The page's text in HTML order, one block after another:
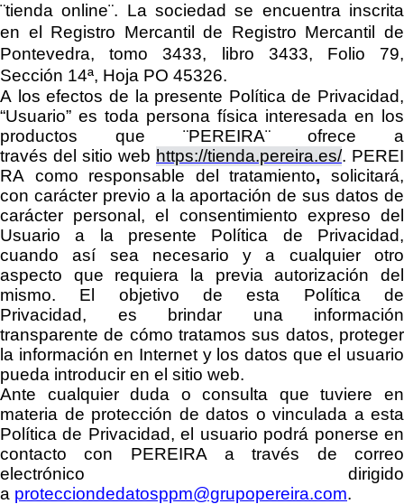
¨tienda online¨. La sociedad se encuentra inscrita
en el Registro Mercantil de Registro Mercantil de
Pontevedra, tomo 3433, libro 3433, Folio 79,
Sección 14ª, Hoja PO 45326.
A los efectos de la presente Política de Privacidad,
“Usuario” es toda persona física interesada en los
productos que ¨PEREIRA¨ofrece a
través del sitio web https://tienda.pereira.es/. PEREI
RA como responsable del tratamiento,solicitará,
con carácter previo a la aportación de sus datos de
carácter personal, el consentimiento expreso del
Usuario a la presente Política de Privacidad,
cuando así sea necesario y a cualquier otro
aspecto que requiera la previa autorización del
mismo. El objetivo deesta Política de
Privacidad, es
brindar una información
transparente de cómo tratamos sus datos, proteger
la información en Internet y los datos que el usuario
pueda introducir en el sitio web.
Ante cualquier duda oconsulta que tuviere en
materia de protección de datos o vinculada a esta
Política de Privacidad, el usuario podrá ponerse en
contacto con PEREIRA a través decorreo
electrónico dirigido
a protecciondedatosppm@grupopereira.com.